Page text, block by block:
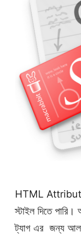
HTML
স্টাইল দিতে
ট্যাগ এর জন্য